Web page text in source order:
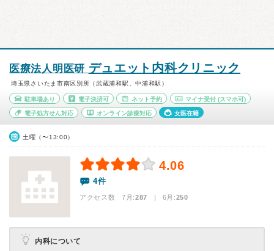
医療法人明医研 デュエット内科クリニック
埼玉県さいたま市南区別所（武蔵浦和駅、中浦和駅）
駐車場あり 電子決済可 ネット予約 マイナ受付 (スマホ可)
電子処方せん対応 オンライン診療対応 女医在籍
土曜（〜13:00）
4.06
4件
アクセス数 7月:287 | 6月:250
内科について